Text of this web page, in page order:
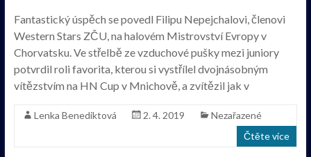
Fantastický úspěch se povedl Filipu Nepejchalovi, členovi
Western Stars ZČU, na halovém Mistrovství Evropy v
Chorvatsku. Ve střelbě ze vzduchové pušky mezi juniory
potvrdil roli favorita, kterou si vystřílel dvojnásobným
vítězstvím na HN Cup v Mnichově, a zvítězil jak v
Lenka Benediktová 2. 4. 2019
Nezařazené
Čtěte více